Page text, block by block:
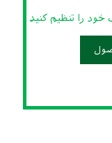
را تنظیم کنید